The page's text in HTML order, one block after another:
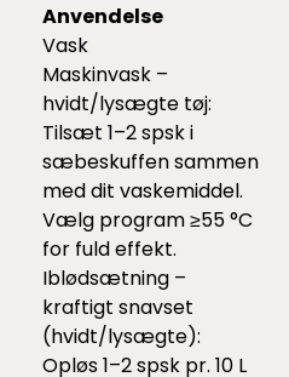
Anvendelse
Vask
Maskinvask –
hvidt/lysægte tøj:
Tilsæt 1–2 spsk i
sæbeskuffen sammen
med dit vaskemiddel.
Vælg program ≥55 °C
for fuld effekt.
Iblødsætning –
kraftigt snavset
(hvidt/lysægte):
Opløs 1–2 spsk pr. 10 L